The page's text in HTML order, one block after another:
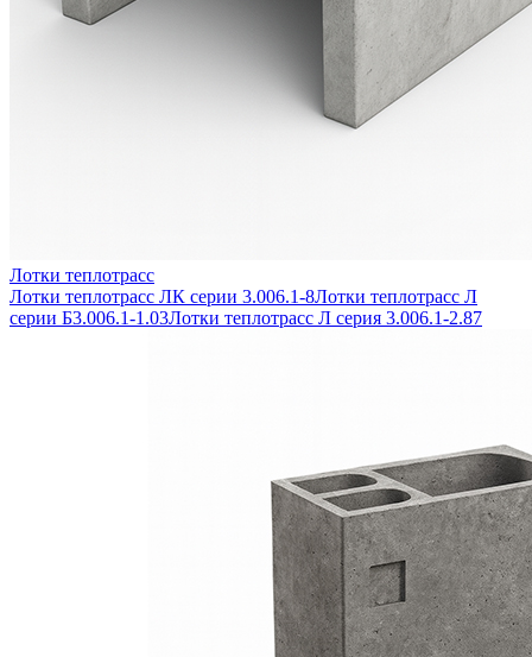
Лотки теплотрасс
Лотки теплотрасс ЛК серии 3.006.1-8Лотки теплотрасс Л
серии Б3.006.1-1.03Лотки теплотрасс Л серия 3.006.1-2.87